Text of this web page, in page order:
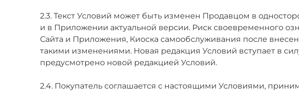
2.3. Текст Условий может быть изменен Продавцом в
и в Приложении актуальной версии. Риск своевременного
Сайта и Приложения, Киоска самообслуживания после
такими изменениями. Новая редакция Условий вступает в
предусмотрено новой редакцией Условий.
2.4. Покупатель соглашается с настоящими Условиями,